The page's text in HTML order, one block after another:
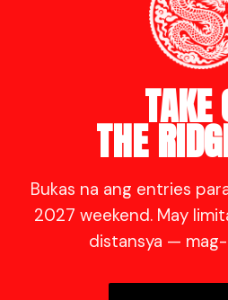
TAKE
THE
Bukas na ang entries
2027 weekend. May
distansya —